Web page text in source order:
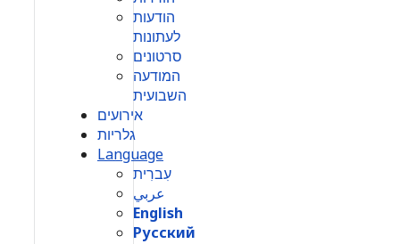
הודעות
לעתונות
סרטונים
המודעה
השבועית
אירועים
גלריות
Language
עִברִית
عربي
English
Русский